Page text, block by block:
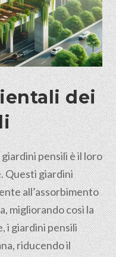
dei
pensili è il loro
Questi giardini
all’assorbimento
migliorando così la
i giardini pensili
riducendo il